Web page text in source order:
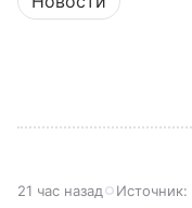
21 час назад Источник: